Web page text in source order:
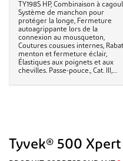
TY198S HP, Combinaison à
Système de manchon pour
protéger la longe, Fermeture
autoagrippante lors de la
connexion au mousqueton,
Coutures cousues internes, Rabat
menton et fermeture éclair,
Élastiques aux poignets et aux
chevilles. Passe-pouce., Cat. III,
Tyvek® 500 Xpert